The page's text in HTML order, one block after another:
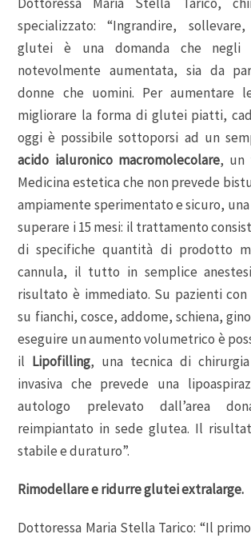
specializzato: “Ingrandire,
glutei è una domanda che
notevolmente aumentata, sia da
donne che uomini. Per aumentare
migliorare la forma di glutei piatti,
oggi è possibile sottoporsi ad un
acido ialuronico macromolecolare, un
Medicina estetica che non prevede
ampiamente sperimentato e sicuro,
superare i 15 mesi: il trattamento
di specifiche quantità di prodotto
cannula, il tutto in semplice
risultato è immediato. Su pazienti con
su fianchi, cosce, addome, schiena,
eseguire un aumento volumetrico è
il Lipofilling, una tecnica di
invasiva che prevede una
autologo prelevato dall’area
reimpiantato in sede glutea. Il
stabile e duraturo”.
Rimodellare e ridurre glutei extralarge.
Dottoressa Maria Stella Tarico: “Il